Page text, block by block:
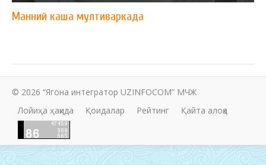
Манний каша мултиваркада
© 2026 “Ягона интегратор UZINFOCOM” МЧЖ
Лойиҳа ҳақида
Қоидалар Рейтинг Қайта алоқа